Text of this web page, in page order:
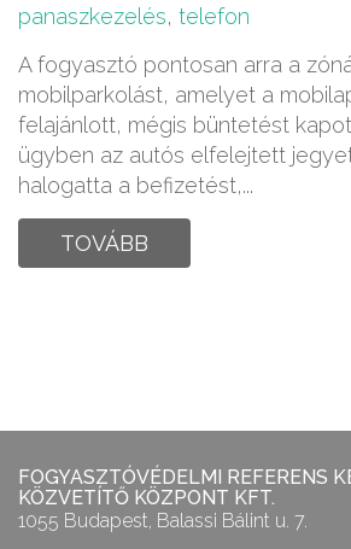
panaszkezelés, telefon
A fogyasztó pontosan arra a
mobilparkolást, amelyet a
felajánlott, mégis büntetést
ügyben az autós elfelejtett
halogatta a befizetést,...
TOVÁBB
FOGYASZTÓVÉDELMI REFERENS
KÖZVETÍTŐ KÖZPONT KFT.
1055 Budapest, Balassi Bálint u. 7.